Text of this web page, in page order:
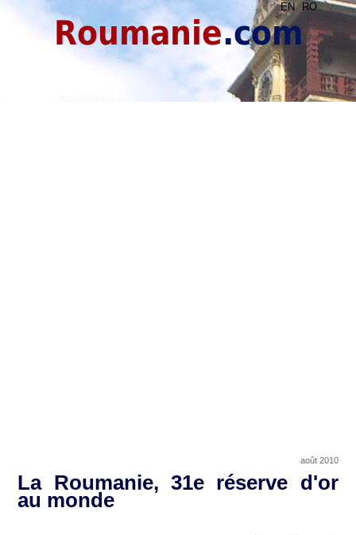
EN RO
Roumanie.com
août 2010
La Roumanie, 31e réserve d'or
au monde